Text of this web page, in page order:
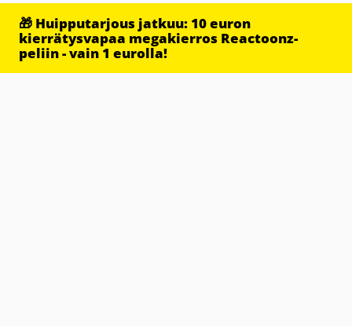
🎁 Huipputarjous jatkuu: 10 euron
kierrätysvapaa megakierros Reactoonz-
peliin - vain 1 eurolla!